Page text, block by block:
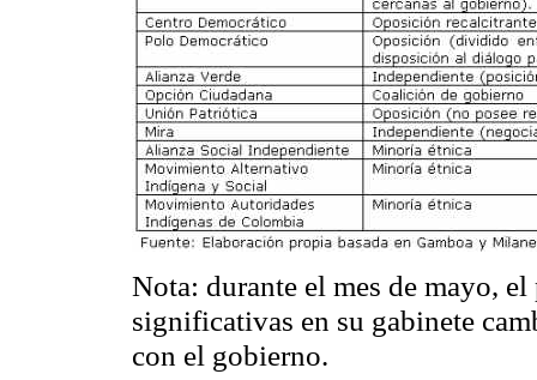
Nota: durante el mes de mayo,
significativas en su gabinete
con el gobierno.